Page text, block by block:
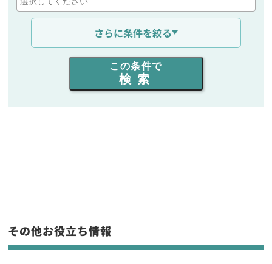
通信距離を選ぶ
出力を選ぶ
同時通話人数を選ぶ
フリーワード入力(製品名等)
さらに条件を絞る
この条件で
検索
その他お役立ち情報